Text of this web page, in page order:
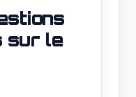
sur le